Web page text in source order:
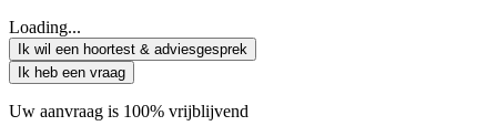
Loading...
Ik wil een hoortest & adviesgesprek
Ik heb een vraag
Uw aanvraag is 100% vrijblijvend